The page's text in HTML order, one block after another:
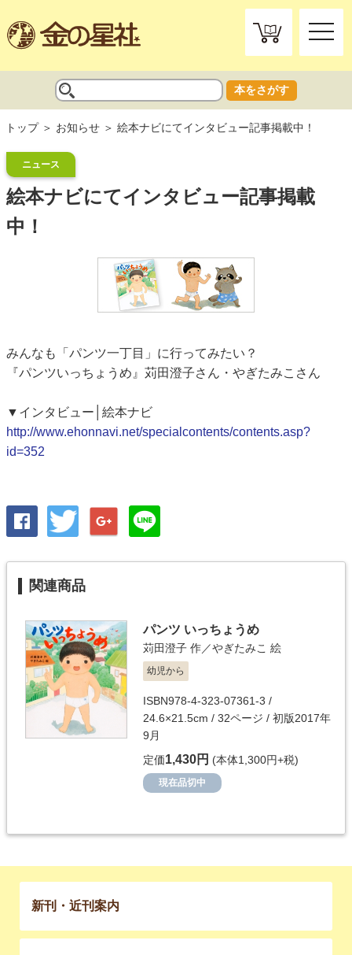
toggle
本をさがす
トップ お知らせ 絵本ナビにてインタビュー記事掲載中！
ニュース
絵本ナビにてインタビュー記事掲載
中！
みんなも「パンツ一丁目」に行ってみたい？
『パンツいっちょうめ』苅田澄子さん・やぎたみこさん
▼インタビュー│絵本ナビ
http://www.ehonnavi.net/specialcontents/contents.asp?
id=352
関連商品
パンツ いっちょうめ
苅田澄子 作／やぎたみこ 絵
幼児から
ISBN978-4-323-07361-3 /
24.6×21.5cm / 32ページ / 初版2017年
9月
定価1,430円 (本体1,300円+税)
現在品切中
新刊・近刊案内